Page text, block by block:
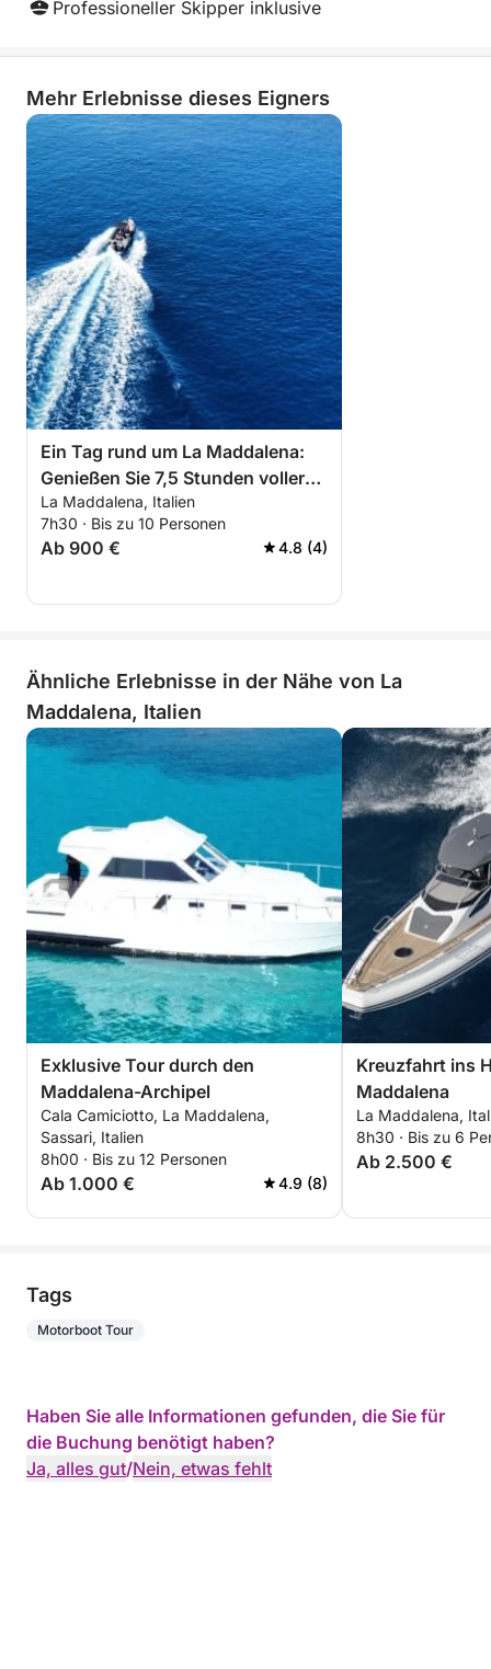
Professioneller Skipper inklusive
Mehr Erlebnisse dieses Eigners
Ein Tag rund um La Maddalena:
Genießen Sie 7,5 Stunden voller
Entdeckungen mit dem
Motorboot
La Maddalena, Italien
7h30 · Bis zu 10 Personen
Ab 900 € 4.8 (4)
Ähnliche Erlebnisse in der Nähe von La
Maddalena, Italien
Exklusive Tour durch den
Maddalena-Archipel
Cala Camiciotto, La Maddalena,
Sassari, Italien
8h00 · Bis zu 12 Personen
Ab 1.000 € 4.9 (8)
Kreuzfahrt ins
Maddalena
La Maddalena,
8h30 · Bis zu 6
Ab 2.500 €
Tags
Motorboot Tour
Haben Sie alle Informationen gefunden, die Sie für
die Buchung benötigt haben?
Ja, alles gut/Nein, etwas fehlt